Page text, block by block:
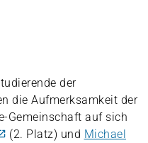
der
die Aufmerksamkeit der
Gemeinschaft auf sich
(2. Platz) und Michael